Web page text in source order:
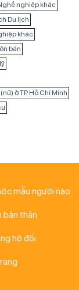
nghiệp khác
Du lịch
khác
bán
ở TP Hồ Chí Minh
mẫu người nào
bản thân
hộ đối